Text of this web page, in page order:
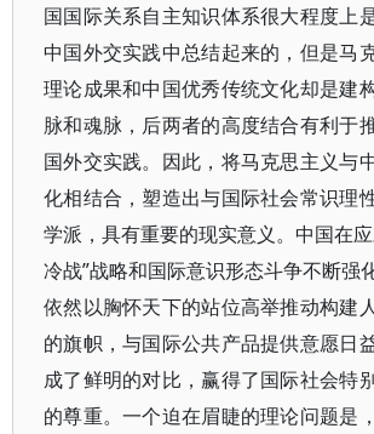
国国际关系自主知识体系很大程度上
中国外交实践中总结起来的，但是马
理论成果和中国优秀传统文化却是建
脉和魂脉，后两者的高度结合有利于
国外交实践。因此，将马克思主义与
化相结合，塑造出与国际社会常识理
学派，具有重要的现实意义。中国在
冷战”战略和国际意识形态斗争不断强
依然以胸怀天下的站位高举推动构建
的旗帜，与国际公共产品提供意愿日
成了鲜明的对比，赢得了国际社会特
的尊重。一个迫在眉睫的理论问题是